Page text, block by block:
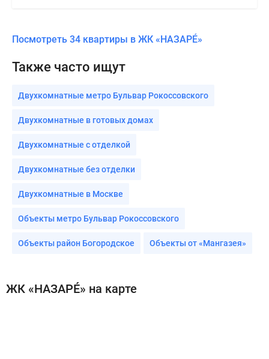
Посмотреть 34 квартиры в ЖК «НАЗАРÉ»
Также часто ищут
Двухкомнатные метро Бульвар Рокоссовского
Двухкомнатные в готовых домах
Двухкомнатные с отделкой
Двухкомнатные без отделки
Двухкомнатные в Москве
Объекты метро Бульвар Рокоссовского
Объекты район Богородское Объекты от «Мангазея»
ЖК «НАЗАРÉ» на карте